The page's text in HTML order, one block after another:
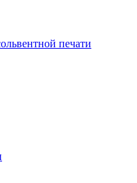
печати